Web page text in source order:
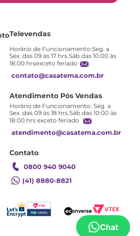
Chat
Televendas
Horário de Funcionamento:Seg. a
Sex. das 09 às 17 hrs.Sáb das 10:00 às
18:00 hrsexceto feriado
contato@casatema.com.br
Atendimento Pós Vendas
Horário de Funcionamento: Seg. a
Sex. das 09 às 18 hrs.Sáb das 10:00 às
18:00 hrs exceto feriado
atendimento@casatema.com.br
Contato
0800 940 9040
(41) 8880-8821